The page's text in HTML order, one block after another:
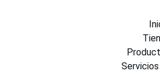
Servicios